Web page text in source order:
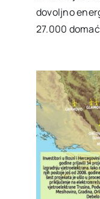
dovoljno
27.000